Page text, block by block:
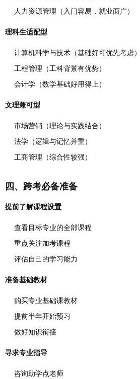
人力资源管理（入门容易，就业面广）
理科生适配型
计算机科学与技术（基础好可优先考虑）
工程管理（工科背景有优势）
会计学（数学基础好用得上）
文理兼可型
市场营销（理论与实践结合）
法学（逻辑与记忆并重）
工商管理（综合性较强）
四、跨考必备准备
提前了解课程设置
查看目标专业的全部课程
重点关注加考课程
评估自己的学习能力
准备基础教材
购买专业基础课教材
提前半年开始预习
做好知识衔接
寻求专业指导
咨询助学点老师